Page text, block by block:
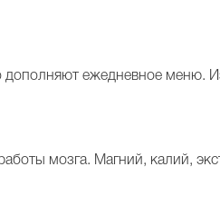
дополняют ежедневное меню.
мозга. Магний, калий,